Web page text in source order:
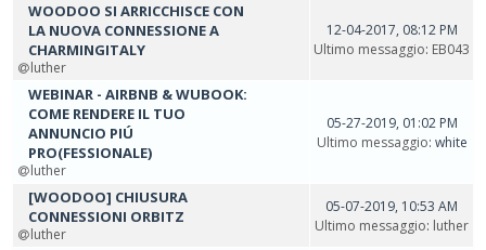
WOODOO SI ARRICCHISCE CON
LA NUOVA CONNESSIONE A
CHARMINGITALY
luther
12-04-2017, 08:12 PM
Ultimo messaggio: EB043
WEBINAR - AIRBNB & WUBOOK:
COME RENDERE IL TUO
ANNUNCIO PIÚ
PRO(FESSIONALE)
luther
05-27-2019, 01:02 PM
Ultimo messaggio: white
[WOODOO] CHIUSURA
CONNESSIONI ORBITZ
luther
05-07-2019, 10:53 AM
Ultimo messaggio: luther